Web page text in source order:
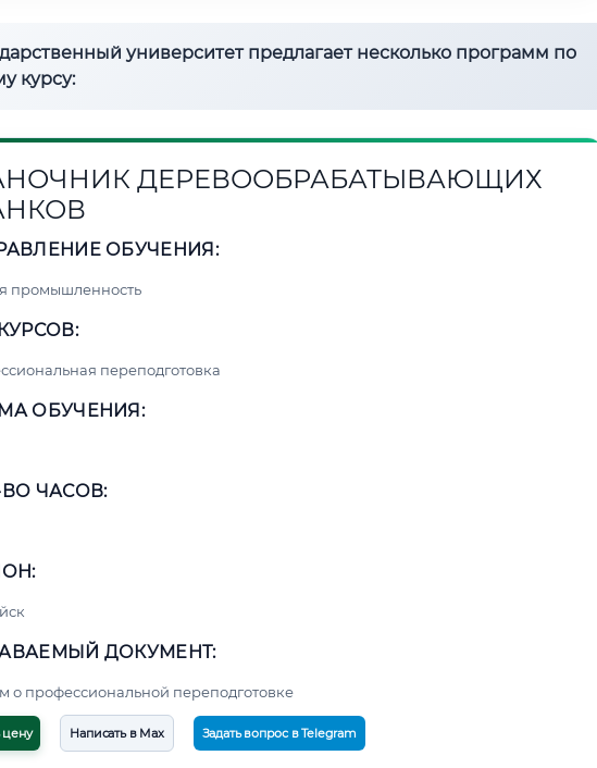
университет предлагает несколько программ по
курсу:
ДЕРЕВООБРАБАТЫВАЮЩИХ
ОБУЧЕНИЯ:
промышленность
переподготовка
ОБУЧЕНИЯ:
ЧАСОВ:
ДОКУМЕНТ:
о профессиональной переподготовке
цену Написать в Max Задать вопрос в Telegram